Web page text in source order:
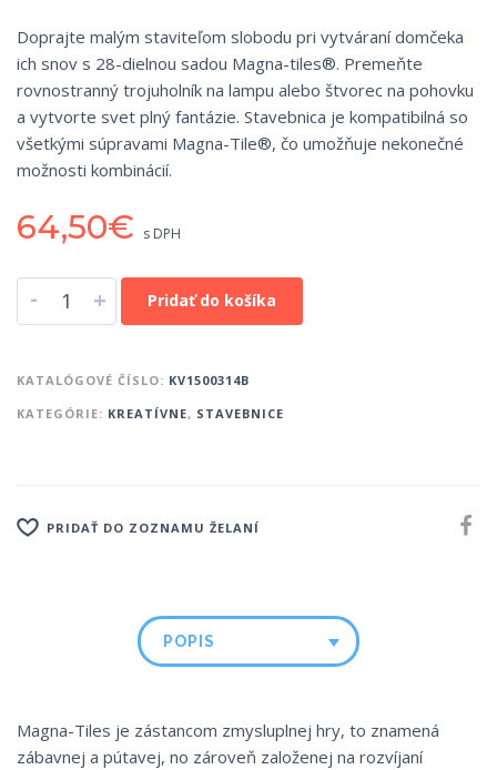
Doprajte malým staviteľom slobodu pri vytváraní domčeka
ich snov s 28-dielnou sadou Magna-tiles®. Premeňte
rovnostranný trojuholník na lampu alebo štvorec na pohovku
a vytvorte svet plný fantázie. Stavebnica je kompatibilná so
všetkými súpravami Magna-Tile®, čo umožňuje nekonečné
možnosti kombinácií.
64,50€ s DPH
- + Pridať do košíka
KATALÓGOVÉ ČÍSLO: KV1500314B
KATEGÓRIE: KREATÍVNE, STAVEBNICE
PRIDAŤ DO ZOZNAMU ŽELANÍ
POPIS
Magna-Tiles je zástancom zmysluplnej hry, to znamená
zábavnej a pútavej, no zároveň založenej na rozvíjaní